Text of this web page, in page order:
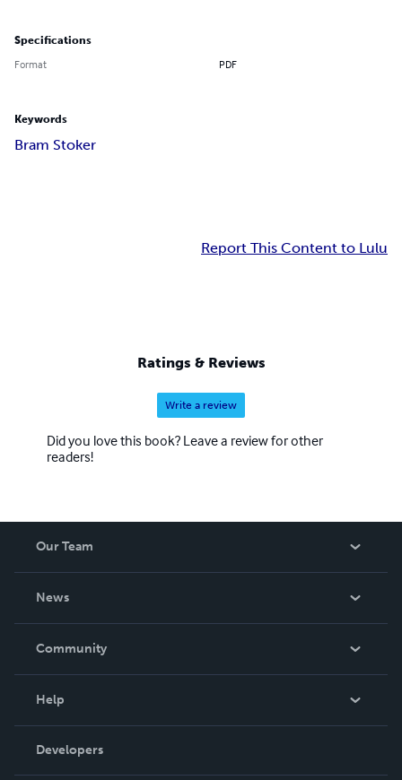
Specifications
Format PDF
Keywords
Bram Stoker
Report This Content to Lulu
Ratings & Reviews
Write a review
Did you love this book? Leave a review for other
readers!
Our Team
News
In The News
Community
Podcast
Help
Order Lookup
Knowledge Base
Developers